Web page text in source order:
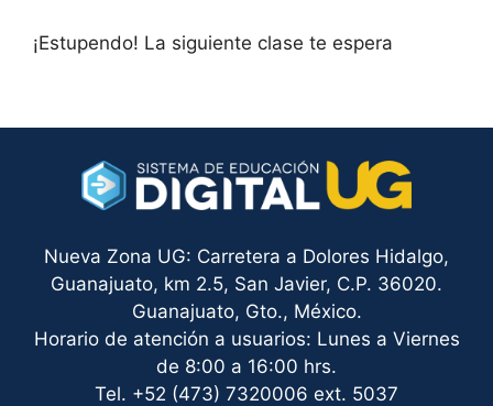
¡Estupendo! La siguiente clase te espera
Nueva Zona UG: Carretera a Dolores Hidalgo,
Guanajuato, km 2.5, San Javier, C.P. 36020.
Guanajuato, Gto., México.
Horario de atención a usuarios: Lunes a Viernes
de 8:00 a 16:00 hrs.
Tel. +52 (473) 7320006 ext. 5037